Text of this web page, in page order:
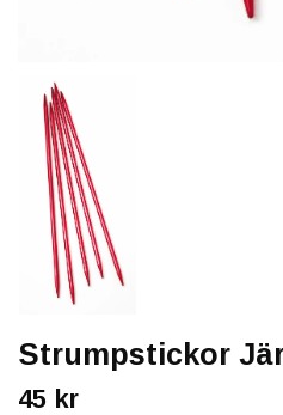
Strumpstickor
45 kr